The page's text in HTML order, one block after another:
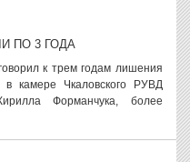
ПО 3 ГОДА
к трем годам лишения
камере Чкаловского РУВД
Форманчука, более